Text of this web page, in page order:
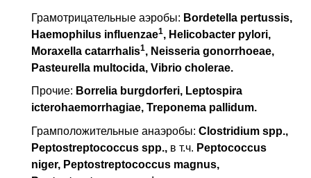
Грамотрицательные аэробы: Bordetella pertussis,
Haemophilus influenzae1, Helicobacter pylori,
Moraxella catarrhalis1, Neisseria gonorrhoeae,
Pasteurella multocida, Vibrio cholerae.
Прочие: Borrelia burgdorferi, Leptospira
icterohaemorrhagiae, Treponema pallidum.
Грамположительные анаэробы: Clostridium spp.,
Peptostreptococcus spp., в т.ч. Peptococcus
niger, Peptostreptococcus magnus,